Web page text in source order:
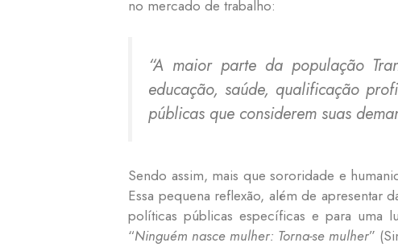
no mercado de trabalho:
“A maior parte da população
educação, saúde, qualificação
públicas que considerem suas
Sendo assim, mais que sororidade e
Essa pequena reflexão, além de apresentar
políticas públicas específicas e para uma
“Ninguém nasce mulher: Torna-se mulher”